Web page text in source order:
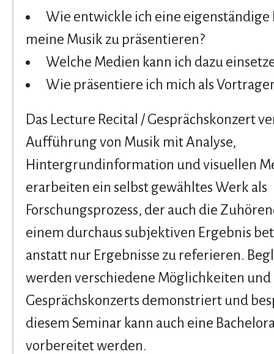
Wie entwickle ich eine eigenständige
meine Musik zu präsentieren?
Welche Medien kann ich dazu
Wie präsentiere ich mich als
Das Lecture Recital / Gesprächskonzert
Aufführung von Musik mit Analyse,
Hintergrundinformation und visuellen
erarbeiten ein selbst gewähltes Werk als
Forschungsprozess, der auch die
einem durchaus subjektiven Ergebnis
anstatt nur Ergebnisse zu referieren.
werden verschiedene Möglichkeiten und
Gesprächskonzerts demonstriert und
diesem Seminar kann auch eine
vorbereitet werden.